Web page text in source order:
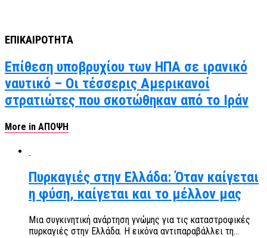
ΕΠΙΚΑΙΡΟΤΗΤΑ
Επίθεση υποβρυχίου των ΗΠΑ σε ιρανικό
ναυτικό – Οι τέσσερις Αμερικανοί
στρατιώτες που σκοτώθηκαν από το Ιράν
More in ΑΠΟΨΗ
Πυρκαγιές στην Ελλάδα: Όταν καίγεται
η φύση, καίγεται και το μέλλον μας
Μια συγκινητική ανάρτηση γνώμης για τις καταστροφικές
πυρκαγιές στην Ελλάδα. Η εικόνα αντιπαραβάλλει τη...